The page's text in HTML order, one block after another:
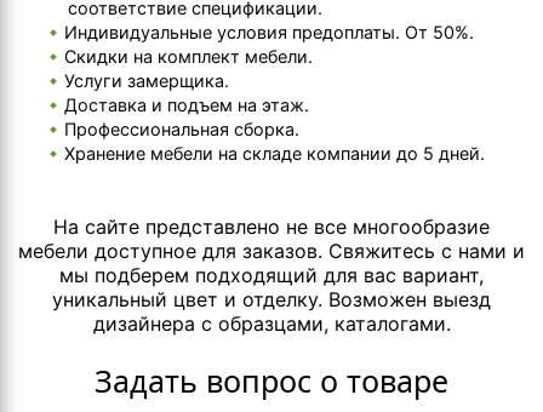
соответствие спецификации.
Индивидуальные условия предоплаты. От 50%.
Скидки на комплект мебели.
Услуги замерщика.
Доставка и подъем на этаж.
Профессиональная сборка.
Хранение мебели на складе компании до 5 дней.
На сайте представлено не все многообразие
мебели доступное для заказов. Свяжитесь с нами и
мы подберем подходящий для вас вариант,
уникальный цвет и отделку. Возможен выезд
дизайнера с образцами, каталогами.
Задать вопрос о товаре